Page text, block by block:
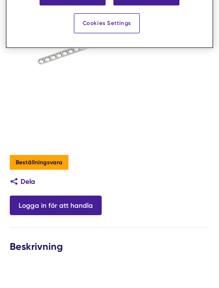
Beställningsvara
Dela
Logga in för att handla
Beskrivning
Cookies Settings